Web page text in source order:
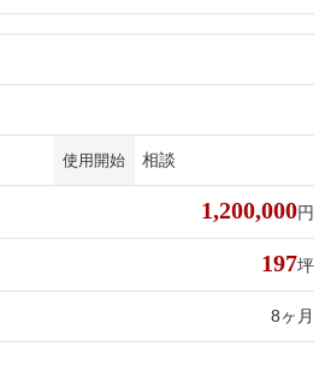
使用開始 相談
1,200,000円
197坪
8ヶ月